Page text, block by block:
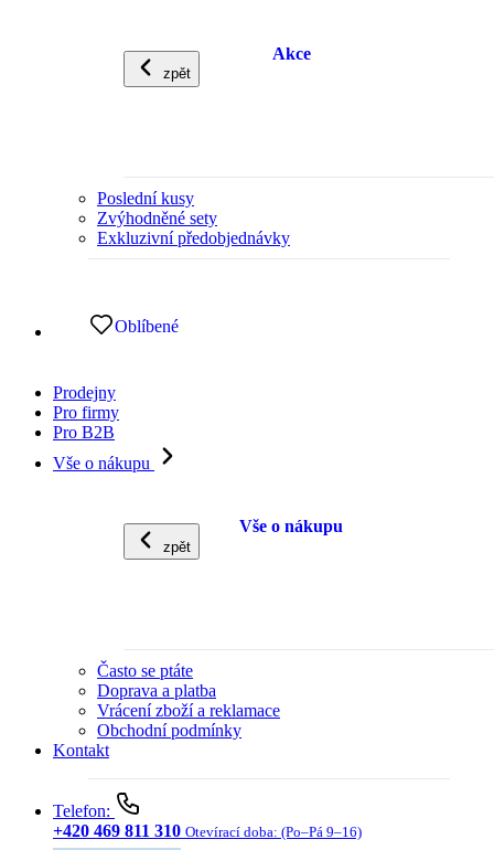
zpět
Akce
Poslední kusy
Zvýhodněné sety
Exkluzivní předobjednávky
Oblíbené
Prodejny
Pro firmy
Pro B2B
Vše o nákupu
zpět
Vše o nákupu
Často se ptáte
Doprava a platba
Vrácení zboží a reklamace
Obchodní podmínky
Kontakt
Telefon:
+420 469 811 310 Otevírací doba: (Po–Pá 9–16)